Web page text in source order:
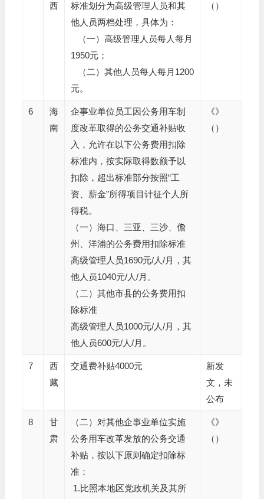
西
标准划分为高级管理人员和其
他人员两档处理，具体为：
（一）高级管理人员每人每月
1950元；
（二）其他人员每人每月1200
元。
（）
6
海
南
企事业单位员工因公务用车制
度改革取得的公务交通补贴收
入，允许在以下公务费用扣除
标准内，按实际取得数额予以
扣除，超出标准部分按照“工
资、薪金”所得项目计征个人所
得税。
（一）海口、三亚、三沙、儋
州、洋浦的公务费用扣除标准
高级管理人员1690元/人/月，其
他人员1040元/人/月。
（二）其他市县的公务费用扣
除标准
高级管理人员1000元/人/月，其
他人员600元/人/月。
《》
（）
7
西
藏
交通费补贴4000元
新发
文，未
公布
8
甘
肃
（二）对其他企事业单位实施
公务用车改革发放的公务交通
补贴，按以下原则确定扣除标
准：
1.比照本地区党政机关及其所
《》
（）